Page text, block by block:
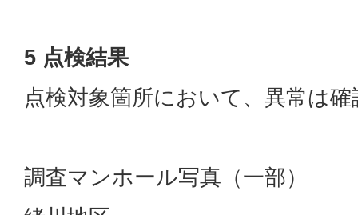
5 点検結果
点検対象箇所において、異常は
調査マンホール写真（一部）